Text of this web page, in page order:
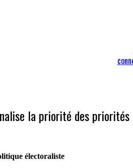
la priorité des priorités
électoraliste